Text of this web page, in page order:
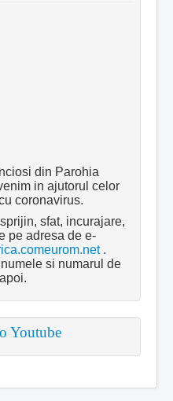
din Parohia
in ajutorul celor
coronavirus.
sfat, incurajare,
pe adresa de e-
.
si numarul de
Youtube